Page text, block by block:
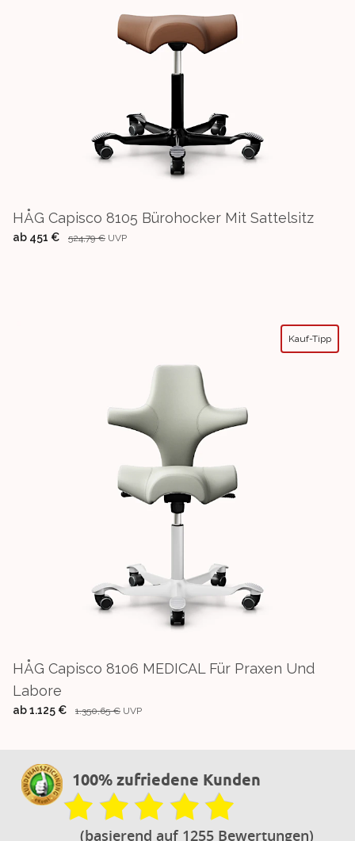
HÅG Capisco 8105 Bürohocker Mit Sattelsitz
ab 451 € 524,79 € UVP
Kauf-Tipp
HÅG Capisco 8106 MEDICAL Für Praxen Und
Labore
ab1.125 € 1.350,65 € UVP
100% zufriedene Kunden
(basierend auf 1255 Bewertungen)